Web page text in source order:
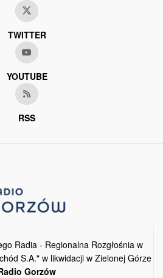
TWITTER
YOUTUBE
RSS
Radia - Regionalna Rozgłośnia w
S.A." w likwidacji w Zielonej Górze
Gorzów